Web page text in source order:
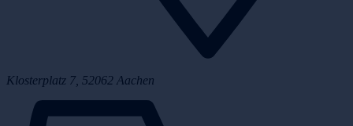
Klosterplatz 7, 52062 Aachen